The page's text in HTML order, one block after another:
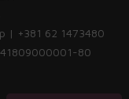
| +381 62 1473480
80